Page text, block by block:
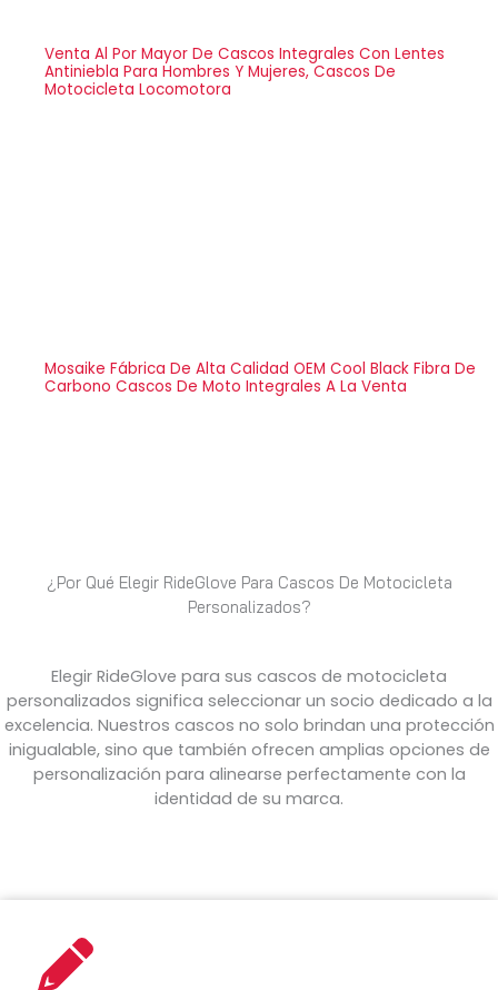
Venta Al Por Mayor De Cascos Integrales Con Lentes
Antiniebla Para Hombres Y Mujeres, Cascos De
Motocicleta Locomotora
Mosaike Fábrica De Alta Calidad OEM Cool Black Fibra De
Carbono Cascos De Moto Integrales A La Venta
¿Por Qué Elegir RideGlove Para Cascos De Motocicleta
Personalizados?
Elegir RideGlove para sus cascos de motocicleta
personalizados significa seleccionar un socio dedicado a la
excelencia. Nuestros cascos no solo brindan una protección
inigualable, sino que también ofrecen amplias opciones de
personalización para alinearse perfectamente con la
identidad de su marca.